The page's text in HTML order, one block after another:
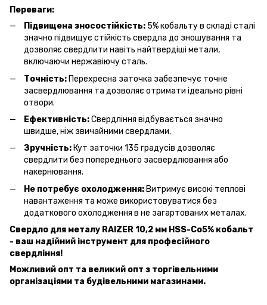
Переваги:
Підвищена зносостійкість: 5% кобальту в складі сталі
значно підвищує стійкість свердла до зношування та
дозволяє свердлити навіть найтвердіші метали,
включаючи нержавіючу сталь.
Точність: Перехресна заточка забезпечує точне
засвердлювання та дозволяє отримати ідеально рівні
отвори.
Ефективність:Свердління відбувається значно
швидше, ніж звичайними свердлами.
Зручність: Кут заточки 135 градусів дозволяє
свердлити без попереднього засвердлювання або
накернювання.
Не потребує охолодження: Витримує високі теплові
навантаження та може використовуватися без
додаткового охолодження в не загартованих металах.
Свердло для металу RAIZER 10,2 мм HSS-Co5% кобальт
- ваш надійний інструмент для професійного
свердління!
Можливий опт та великий опт з торгівельними
організаціями та будівельними магазинами.